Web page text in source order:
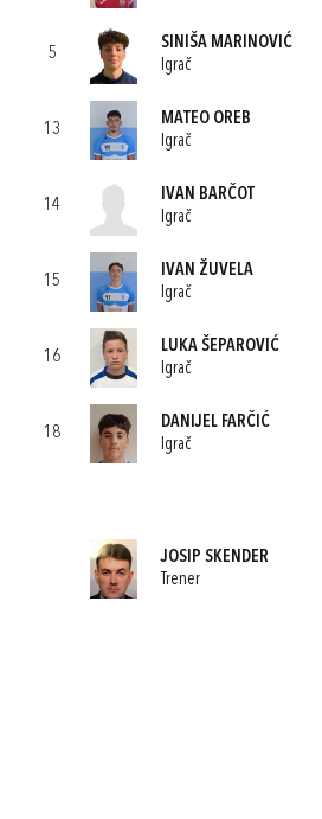
5
SINIŠA MARINOVIĆ
Igrač
13
MATEO OREB
Igrač
14
IVAN BARČOT
Igrač
15
IVAN ŽUVELA
Igrač
16
LUKA ŠEPAROVIĆ
Igrač
18
DANIJEL FARČIĆ
Igrač
JOSIP SKENDER
Trener